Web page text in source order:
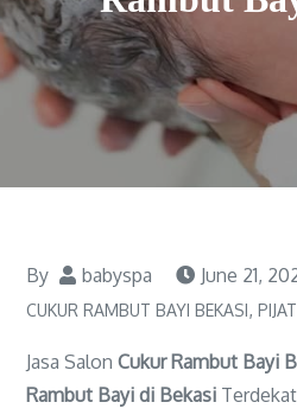
By babyspa June 21,
CUKUR RAMBUT BAYI BEKASI
Jasa SalonCukur Rambut Bayi
Rambut Bayi di Bekasi